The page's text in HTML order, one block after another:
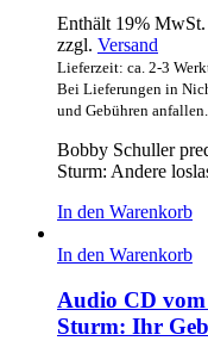
Enthält 19% MwSt.
zzgl. Versand
Lieferzeit: ca. 2-3
Bei Lieferungen in
und Gebühren anfallen.
Bobby Schuller
Sturm: Andere
In den Warenkorb
In den Warenkorb
Audio CD vom
Sturm: Ihr